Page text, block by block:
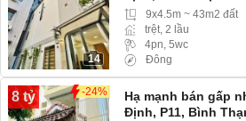
14
9x4.5m ~ 43m2 đất
trệt, 2 lầu
4pn, 5wc
Đông
8 tỷ -24%
Hạ mạnh bán gấp
Định, P11, Bình